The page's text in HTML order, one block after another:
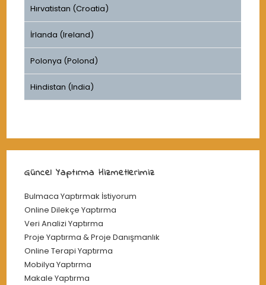
Hırvatistan (Croatia)
İrlanda (Ireland)
Polonya (Polond)
Hindistan (India)
Güncel Yaptırma Hizmetlerimiz
Bulmaca Yaptırmak İstiyorum
Online Dilekçe Yaptırma
Veri Analizi Yaptırma
Proje Yaptırma & Proje Danışmanlık
Online Terapi Yaptırma
Mobilya Yaptırma
Makale Yaptırma